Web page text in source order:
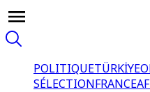
POLITIQUETÜRKİYE
SÉLECTIONFRANCE